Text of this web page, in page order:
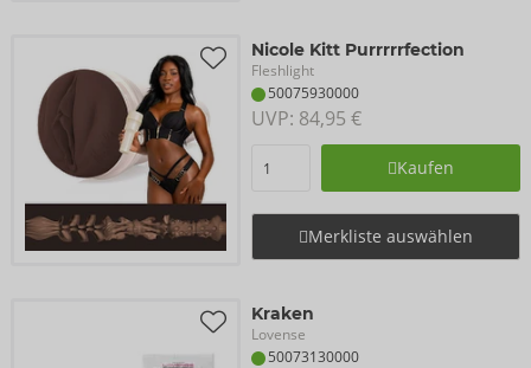
Nicole Kitt Purrrrrfection
Fleshlight
50075930000
UVP: 84,95 €
Kaufen
Merkliste auswählen
Kraken
Lovense
50073130000